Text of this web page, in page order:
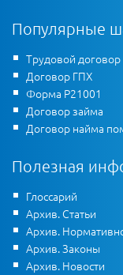
Популярные
Трудовой договор
Договор ГПХ
Форма Р21001
Договор займа
Договор найма
Полезная
Глоссарий
Архив. Статьи
Архив.
Архив. Законы
Архив. Новости